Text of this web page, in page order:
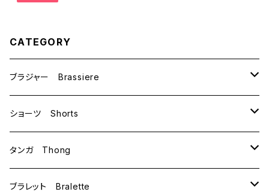
CATEGORY
ブラジャー Brassiere
B70
B75
C65
ショーツ Shorts
M
L
タンガ Thong
M
ブラレット Bralette